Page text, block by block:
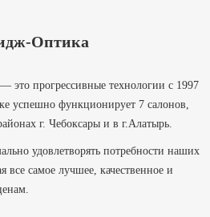
Оптика
прогрессивные технологии с 1997
успешно функционирует 7 салонов,
г. Чебоксары и в г.Алатырь.
удовлетворять потребности наших
все самое лучшее, качественное и